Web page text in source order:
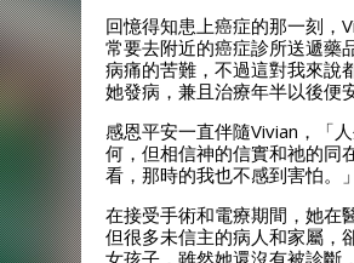
回憶得知患上癌症的那一刻，
常要去附近的癌症診所送遞藥
病痛的苦難，不過這對我來說
她發病，兼且治療年半以後便
感恩平安一直伴隨Vivian，「
何，但相信神的信實和祂的同
看，那時的我也不感到害怕。
在接受手術和電療期間，她在
但很多未信主的病人和家屬，